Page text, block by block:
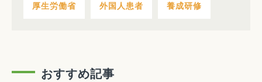
厚生労働省 外国人患者 養成研修
おすすめ記事